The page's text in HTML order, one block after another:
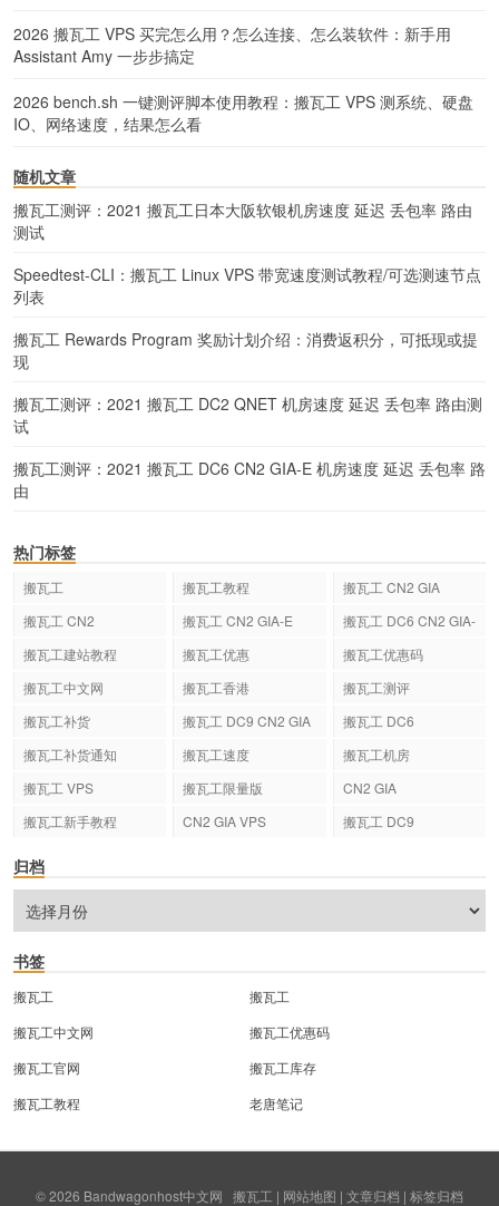
2026 搬瓦工 VPS 买完怎么用？怎么连接、怎么装软件：新手用
Assistant Amy 一步步搞定
2026 bench.sh 一键测评脚本使用教程：搬瓦工 VPS 测系统、硬盘
IO、网络速度，结果怎么看
随机文章
搬瓦工测评：2021 搬瓦工日本大阪软银机房速度 延迟 丢包率 路由
测试
Speedtest-CLI：搬瓦工 Linux VPS 带宽速度测试教程/可选测速节点
列表
搬瓦工 Rewards Program 奖励计划介绍：消费返积分，可抵现或提
现
搬瓦工测评：2021 搬瓦工 DC2 QNET 机房速度 延迟 丢包率 路由测
试
搬瓦工测评：2021 搬瓦工 DC6 CN2 GIA-E 机房速度 延迟 丢包率 路
由
热门标签
搬瓦工 搬瓦工教程
搬瓦工 CN2 GIA
搬瓦工 CN2
搬瓦工 CN2 GIA-E
搬瓦工 DC6 CN2 GIA-
搬瓦工建站教程 搬瓦工优惠
搬瓦工优惠码
搬瓦工中文网
搬瓦工香港
搬瓦工测评
搬瓦工补货
搬瓦工 DC9 CN2 GIA
搬瓦工 DC6
搬瓦工补货通知
搬瓦工速度
搬瓦工机房
搬瓦工 VPS
搬瓦工限量版
CN2 GIA
搬瓦工新手教程
CN2 GIA VPS 搬瓦工 DC9
归档
书签
搬瓦工
搬瓦工
搬瓦工中文网
搬瓦工优惠码
搬瓦工官网
搬瓦工库存
搬瓦工教程
老唐笔记
© 2026 Bandwagonhost中文网 搬瓦工 | 网站地图 | 文章归档 | 标签归档